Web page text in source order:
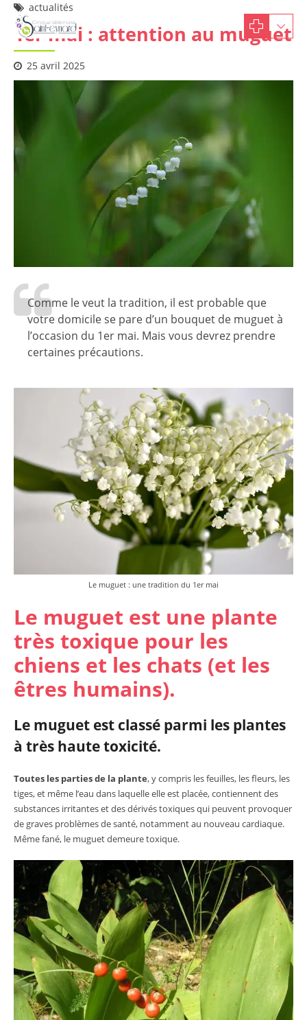
actualités
1er mai : attention au muguet
25 avril 2025
Comme le veut la tradition, il est probable que
votre domicile se pare d’un bouquet de muguet à
l’occasion du 1er mai. Mais vous devrez prendre
certaines précautions.
Le muguet : une tradition du 1er mai
Le muguet est une plante
très toxique pour les
chiens et les chats (et les
êtres humains).
Le muguet est classé parmi les plantes
à très haute toxicité.
Toutes les parties de la plante, y compris les feuilles, les fleurs, les
tiges, et même l’eau dans laquelle elle est placée, contiennent des
substances irritantes et des dérivés toxiques qui peuvent provoquer
de graves problèmes de santé, notamment au nouveau cardiaque.
Même fané, le muguet demeure toxique.